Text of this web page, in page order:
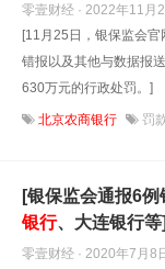
零壹财经 · 2022年11月
[11月25日，银保监会
错报以及其他与数据报
630万元的行政处罚。]
北京农商银行 罚
[银保监会通报6
银行、大连银行等]
零壹财经 · 2020年7月8